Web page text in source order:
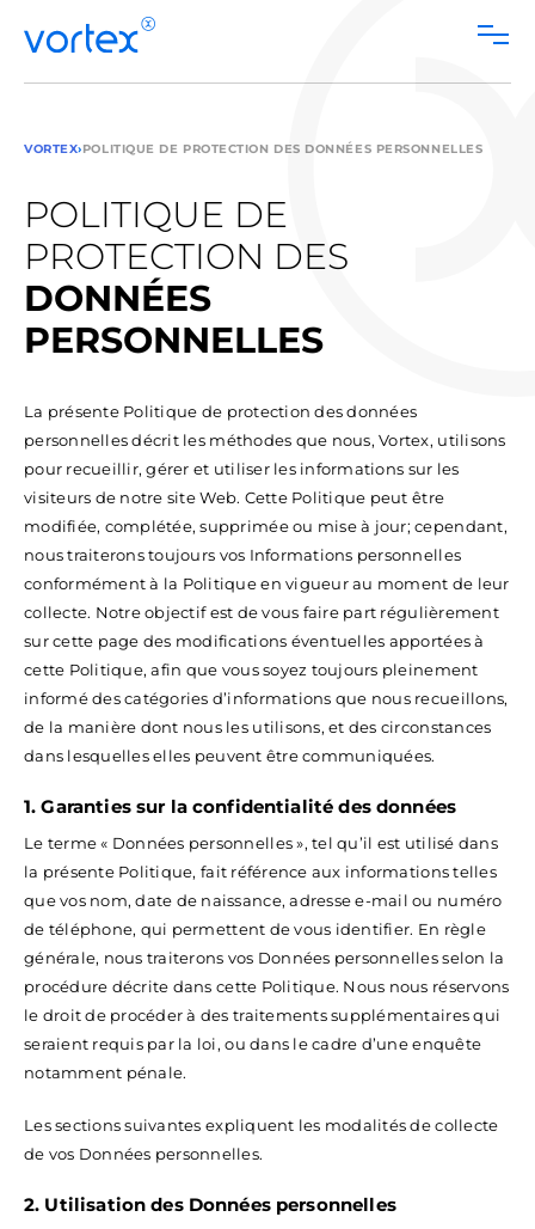
content
VORTEX›POLITIQUE DE PROTECTION DES DONNÉES PERSONNELLES
POLITIQUE DE
PROTECTION DES
DONNÉES
PERSONNELLES
La présente Politique de protection des données
personnelles décrit les méthodes que nous, Vortex, utilisons
pour recueillir, gérer et utiliser les informations sur les
visiteurs de notre site Web. Cette Politique peut être
modifiée, complétée, supprimée ou mise à jour; cependant,
nous traiterons toujours vos Informations personnelles
conformément à la Politique en vigueur au moment de leur
collecte. Notre objectif est de vous faire part régulièrement
sur cette page des modifications éventuelles apportées à
cette Politique, afin que vous soyez toujours pleinement
informé des catégories d’informations que nous recueillons,
de la manière dont nous les utilisons, et des circonstances
dans lesquelles elles peuvent être communiquées.
1. Garanties sur la confidentialité des données
Le terme « Données personnelles », tel qu’il est utilisé dans
la présente Politique, fait référence aux informations telles
que vos nom, date de naissance, adresse e-mail ou numéro
de téléphone, qui permettent de vous identifier. En règle
générale, nous traiterons vos Données personnelles selon la
procédure décrite dans cette Politique. Nous nous réservons
le droit de procéder à des traitements supplémentaires qui
seraient requis par la loi, ou dans le cadre d’une enquête
notamment pénale.
Les sections suivantes expliquent les modalités de collecte
de vos Données personnelles.
2. Utilisation des Données personnelles